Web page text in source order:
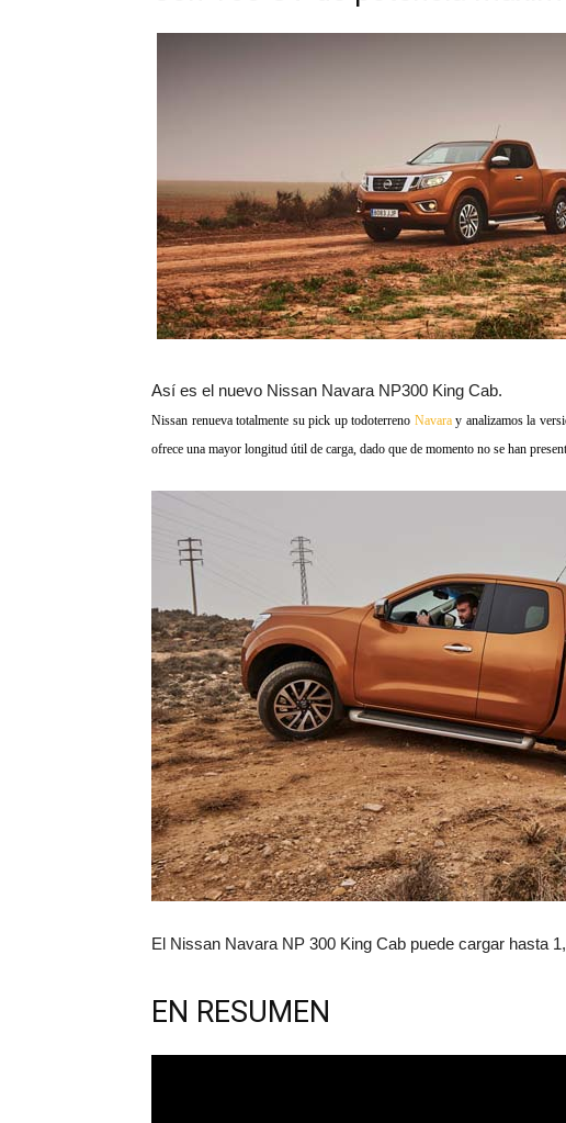
Así es el nuevo Nissan Navara NP300 King Cab.
Nissan renueva totalmente su pick up todoterreno Navaray analizamos la
ofrece una mayor longitud útil de carga, dado que de momento no se han
El Nissan Navara NP 300 King Cab puede cargar hasta
EN RESUMEN